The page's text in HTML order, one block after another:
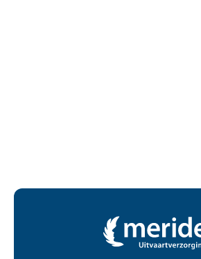
Contactgegevens en footer menu van Meride